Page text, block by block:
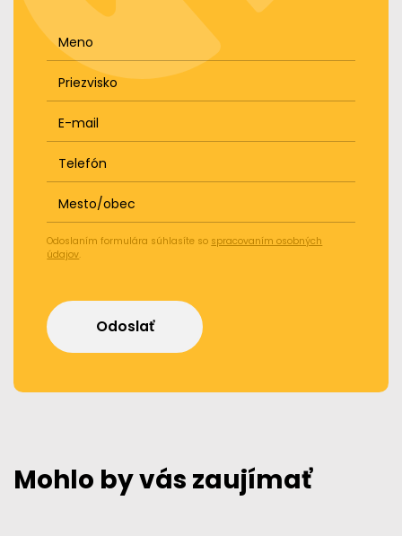
Meno
Priezvisko
E-mail
Telefón
Mesto/obec
Odoslaním formulára súhlasíte so spracovaním osobných
údajov.
Odoslať
Mohlo by vás zaujímať